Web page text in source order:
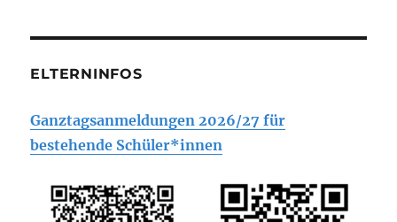
ELTERNINFOS
Ganztagsanmeldungen 2026/27 für
bestehende Schüler*innen